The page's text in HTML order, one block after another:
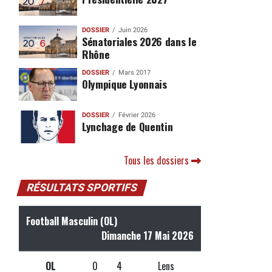
DOSSIER Juin 2026
Sénatoriales 2026 dans le
Rhône
DOSSIER Mars 2017
Olympique Lyonnais
DOSSIER Février 2026
Lynchage de Quentin
Tous les dossiers
RÉSULTATS SPORTIFS
Football Masculin (OL)
Dimanche 17 Mai 2026
OL 0 4 Lens